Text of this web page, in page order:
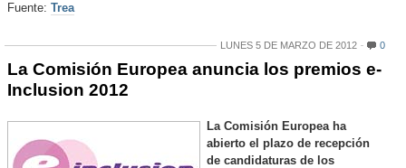
Fuente: Trea
LUNES 5 DE MARZO DE 2012 0
La Comisión Europea anuncia los premios e-
Inclusion 2012
La Comisión Europea ha
abierto el plazo de recepción
de candidaturas de los